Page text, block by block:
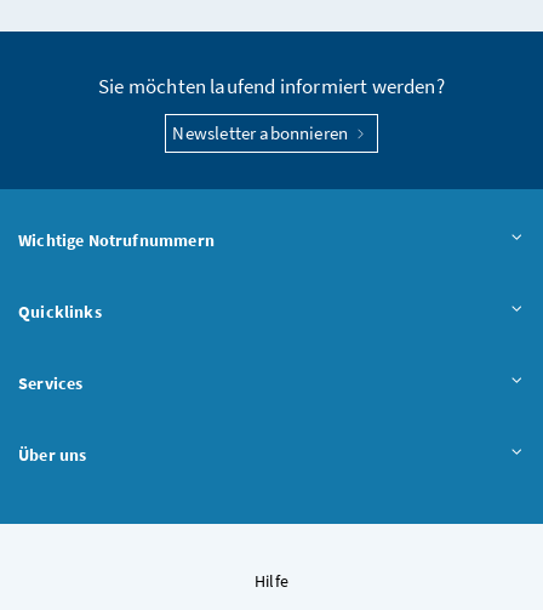
Sie möchten laufend informiert werden?
Newsletter abonnieren
Wichtige Notrufnummern
Quicklinks
Services
Über uns
Hilfe